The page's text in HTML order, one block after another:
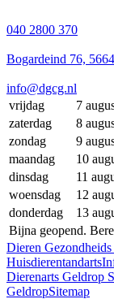
040 2800 370
Bogardeind 76,
info@dgcg.nl
vrijdag
7
zaterdag
8
zondag
9
maandag
10
dinsdag
11
woensdag
12
donderdag
13
Bijna geopend.
Dieren
Huisdierentandarts
Dierenarts Geldrop
GeldropSitemap